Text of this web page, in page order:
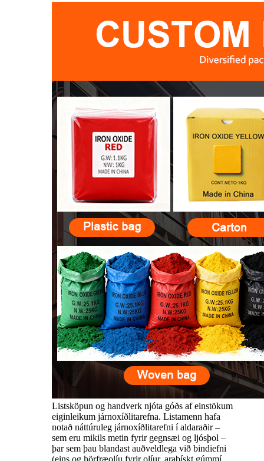
Listsköpun og handverk njóta góðs af einstökum
eiginleikum járnoxíðlitarefna. Listamenn hafa
notað náttúruleg járnoxíðlitarefni í aldaraðir –
sem eru mikils metin fyrir gegnsæi og ljósþol –
þar sem þau blandast auðveldlega við bindiefni